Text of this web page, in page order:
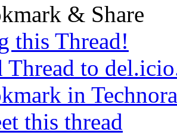
& Share
this Thread!
Thread to
in
this thread